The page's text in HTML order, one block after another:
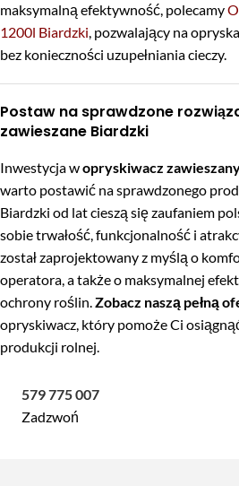
maksymalną efektywność, polecamy
1200l Biardzki, pozwalający na
bez konieczności uzupełniania cieczy.
Postaw na sprawdzone
zawieszane Biardzki
Inwestycja wopryskiwacz
warto postawić na sprawdzonego
Biardzki od lat cieszą się zaufaniem
sobie trwałość, funkcjonalność i
został zaprojektowany z myślą o
operatora, a także o maksymalnej
ochrony roślin.Zobacz naszą pełną
opryskiwacz, który pomoże Ci
produkcji rolnej.
579 775 007
Zadzwoń